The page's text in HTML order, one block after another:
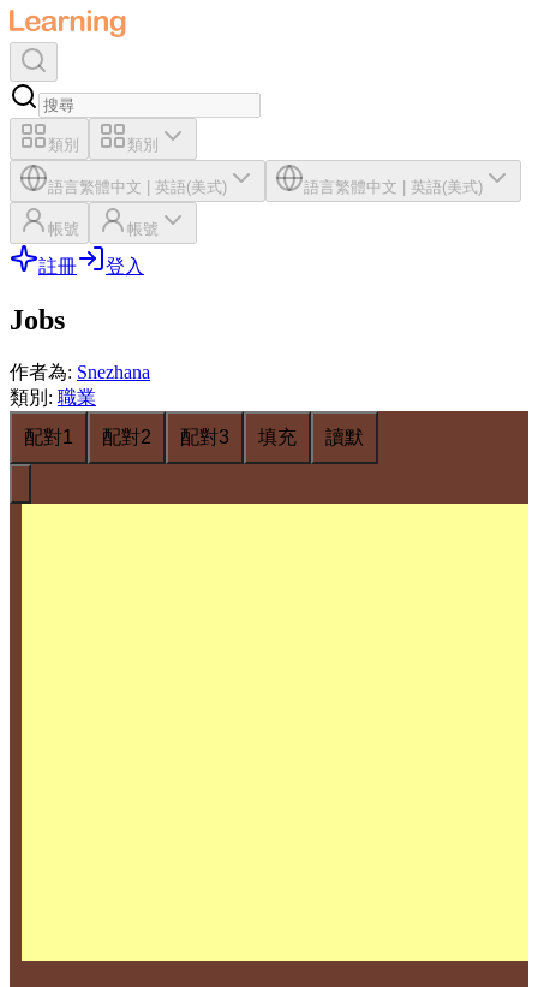
類別 類別
語言繁體中文 英語(美式) 語言繁體中文 英語(美式)
帳號 帳號
註冊 登入
Jobs
作者為: Snezhana
類別 : 職業
配對1
配對2 配對3 填充 讀默